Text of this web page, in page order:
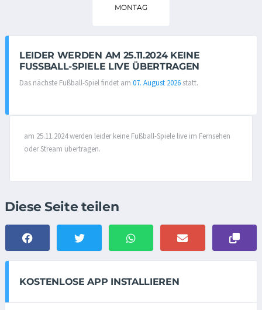
MONTAG
LEIDER WERDEN AM 25.11.2024 KEINE
FUSSBALL-SPIELE LIVE ÜBERTRAGEN
Das nächste Fußball-Spiel findet am 07. August 2026 statt.
am 25.11.2024 werden leider keine Fußball-Spiele live im Fernsehen
oder Stream übertragen.
Diese Seite teilen
KOSTENLOSE APP INSTALLIEREN